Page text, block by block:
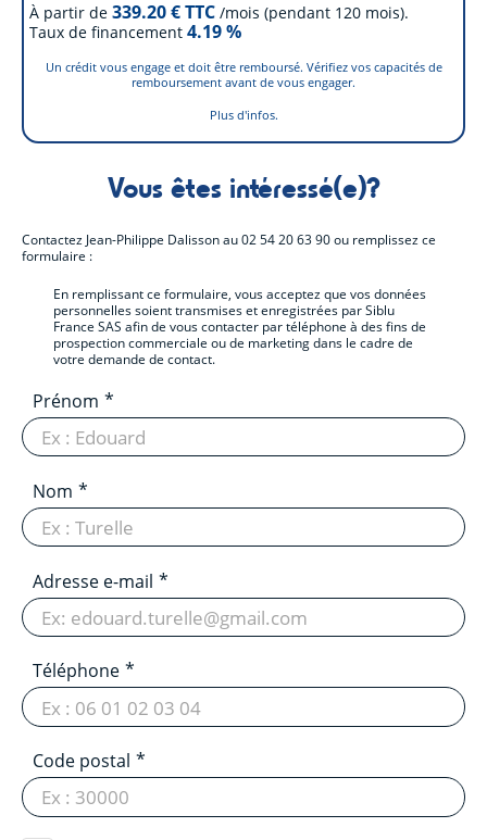
À partir de 339.20€ TTC /mois (pendant 120 mois).
Taux de financement 4.19%
Un crédit vous engage et doit être remboursé. Vérifiez vos capacités de
remboursement avant de vous engager.
Plus d'infos.
Vous êtes intéressé(e)?
Contactez Jean-Philippe Dalissonau02 54 20 63 90ou remplissez ce
formulaire :
En remplissant ce formulaire, vous acceptez que vos données
personnelles soient transmises et enregistrées par Siblu
France SAS afin de vous contacter par téléphone à des fins de
prospection commerciale ou de marketing dans le cadre de
votre demande de contact.
Prénom
Nom
Adresse e-mail
Téléphone
Code postal